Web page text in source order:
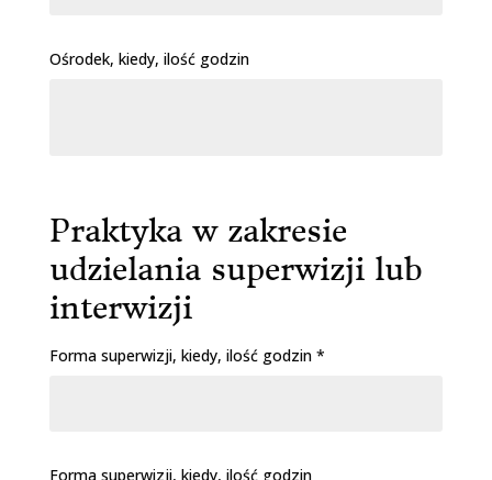
Ośrodek, kiedy, ilość godzin
Praktyka w zakresie
udzielania superwizji lub
interwizji
Forma superwizji, kiedy, ilość godzin *
Forma superwizji, kiedy, ilość godzin